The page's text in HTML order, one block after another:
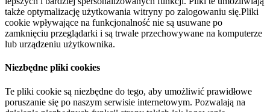
także optymalizację użytkowania witryny po zalogowaniu się.Pliki
cookie wpływające na funkcjonalność nie są usuwane po
zamknięciu przeglądarki i są trwale przechowywane na komputerze
lub urządzeniu użytkownika.
Niezbędne pliki cookies
Te pliki cookie są niezbędne do tego, aby umożliwić prawidłowe
poruszanie się po naszym serwisie internetowym. Pozwalają na